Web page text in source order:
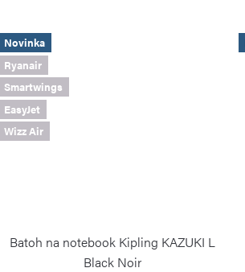
Novinka
Ryanair
Smartwings
EasyJet
Wizz Air
Batoh na notebook Kipling KAZUKI L
Black Noir